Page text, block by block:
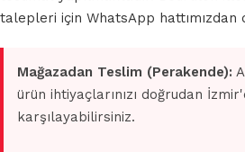
talepleri için WhatsApp
Mağazadan Teslim (Perakende):
ürün ihtiyaçlarınızı doğrudan
karşılayabilirsiniz.